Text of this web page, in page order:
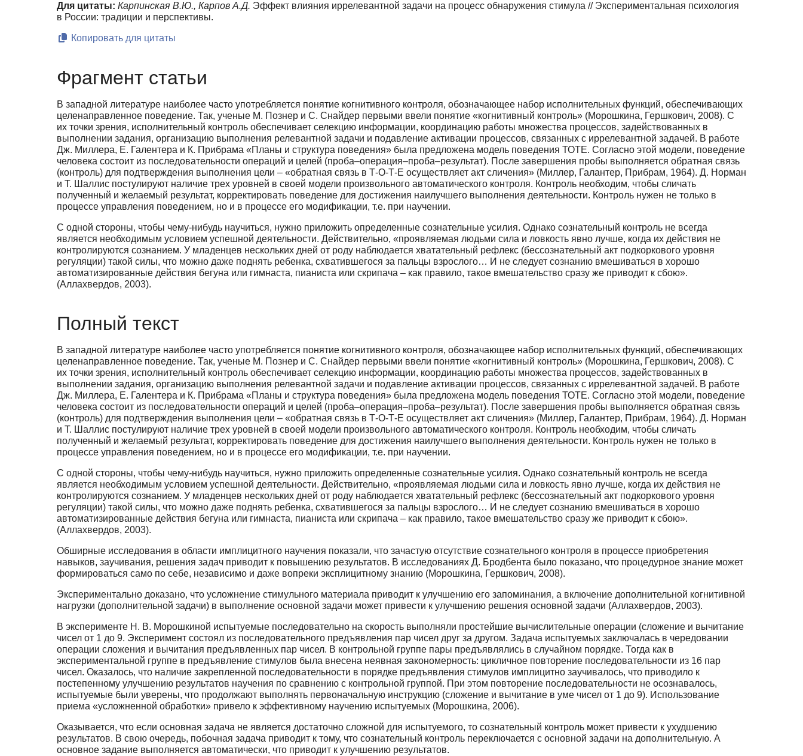
Для цитаты: Карпинская В.Ю., Карпов А.Д. Эффект влияния иррелевантной задачи на процесс обнаружения стимула // Экспериментальная психология
в России: традиции и перспективы.
Копировать для цитаты
Фрагмент статьи
В западной литературе наиболее часто употребляется понятие когнитивного контроля, обозначающее набор исполнительных функций, обеспечивающих
целенаправленное поведение. Так, ученые М. Познер и С. Снайдер первыми ввели понятие «когнитивный контроль» (Морошкина, Гершкович, 2008). С
их точки зрения, исполнительный контроль обеспечивает селекцию информации, координацию работы множества процессов, задействованных в
выполнении задания, организацию выполнения релевантной задачи и подавление активации процессов, связанных с иррелевантной задачей. В работе
Дж. Миллера, Е. Галентера и К. Прибрама «Планы и структура поведения» была предложена модель поведения ТОТЕ. Согласно этой модели, поведение
человека состоит из последовательности операций и целей (проба–операция–проба–результат). После завершения пробы выполняется обратная связь
(контроль) для подтверждения выполнения цели – «обратная связь в Т-О-Т-Е осуществляет акт сличения» (Миллер, Галантер, Прибрам, 1964). Д. Норман
и Т. Шаллис постулируют наличие трех уровней в своей модели произвольного автоматического контроля. Контроль необходим, чтобы сличать
полученный и желаемый результат, корректировать поведение для достижения наилучшего выполнения деятельности. Контроль нужен не только в
процессе управления поведением, но и в процессе его модификации, т.е. при научении.
С одной стороны, чтобы чему-нибудь научиться, нужно приложить определенные сознательные усилия. Однако сознательный контроль не всегда
является необходимым условием успешной деятельности. Действительно, «проявляемая людьми сила и ловкость явно лучше, когда их действия не
контролируются сознанием. У младенцев нескольких дней от роду наблюдается хватательный рефлекс (бессознательный акт подкоркового уровня
регуляции) такой силы, что можно даже поднять ребенка, схватившегося за пальцы взрослого… И не следует сознанию вмешиваться в хорошо
автоматизированные действия бегуна или гимнаста, пианиста или скрипача – как правило, такое вмешательство сразу же приводит к сбою».
(Аллахвердов, 2003).
Полный текст
В западной литературе наиболее часто употребляется понятие когнитивного контроля, обозначающее набор исполнительных функций, обеспечивающих
целенаправленное поведение. Так, ученые М. Познер и С. Снайдер первыми ввели понятие «когнитивный контроль» (Морошкина, Гершкович, 2008). С
их точки зрения, исполнительный контроль обеспечивает селекцию информации, координацию работы множества процессов, задействованных в
выполнении задания, организацию выполнения релевантной задачи и подавление активации процессов, связанных с иррелевантной задачей. В работе
Дж. Миллера, Е. Галентера и К. Прибрама «Планы и структура поведения» была предложена модель поведения ТОТЕ. Согласно этой модели, поведение
человека состоит из последовательности операций и целей (проба–операция–проба–результат). После завершения пробы выполняется обратная связь
(контроль) для подтверждения выполнения цели – «обратная связь в Т-О-Т-Е осуществляет акт сличения» (Миллер, Галантер, Прибрам, 1964). Д. Норман
и Т. Шаллис постулируют наличие трех уровней в своей модели произвольного автоматического контроля. Контроль необходим, чтобы сличать
полученный и желаемый результат, корректировать поведение для достижения наилучшего выполнения деятельности. Контроль нужен не только в
процессе управления поведением, но и в процессе его модификации, т.е. при научении.
С одной стороны, чтобы чему-нибудь научиться, нужно приложить определенные сознательные усилия. Однако сознательный контроль не всегда
является необходимым условием успешной деятельности. Действительно, «проявляемая людьми сила и ловкость явно лучше, когда их действия не
контролируются сознанием. У младенцев нескольких дней от роду наблюдается хватательный рефлекс (бессознательный акт подкоркового уровня
регуляции) такой силы, что можно даже поднять ребенка, схватившегося за пальцы взрослого… И не следует сознанию вмешиваться в хорошо
автоматизированные действия бегуна или гимнаста, пианиста или скрипача – как правило, такое вмешательство сразу же приводит к сбою».
(Аллахвердов, 2003).
Обширные исследования в области имплицитного научения показали, что зачастую отсутствие сознательного контроля в процессе приобретения
навыков, заучивания, решения задач приводит к повышению результатов. В исследованиях Д. Бродбента было показано, что процедурное знание может
формироваться само по себе, независимо и даже вопреки эксплицитному знанию (Морошкина, Гершкович, 2008).
Экспериментально доказано, что усложнение стимульного материала приводит к улучшению его запоминания, а включение дополнительной когнитивной
нагрузки (дополнительной задачи) в выполнение основной задачи может привести к улучшению решения основной задачи (Аллахвердов, 2003).
В эксперименте Н. В. Морошкиной испытуемые последовательно на скорость выполняли простейшие вычислительные операции (сложение и вычитание
чисел от 1 до 9. Эксперимент состоял из последовательного предъявления пар чисел друг за другом. Задача испытуемых заключалась в чередовании
операции сложения и вычитания предъявленных пар чисел. В контрольной группе пары предъявлялись в случайном порядке. Тогда как в
экспериментальной группе в предъявление стимулов была внесена неявная закономерность: цикличное повторение последовательности из 16 пар
чисел. Оказалось, что наличие закрепленной последовательности в порядке предъявления стимулов имплицитно заучивалось, что приводило к
постепенному улучшению результатов научения по сравнению с контрольной группой. При этом повторение последовательности не осознавалось,
испытуемые были уверены, что продолжают выполнять первоначальную инструкцию (сложение и вычитание в уме чисел от 1 до 9). Использование
приема «усложненной обработки» привело к эффективному научению испытуемых (Морошкина, 2006).
Оказывается, что если основная задача не является достаточно сложной для испытуемого, то сознательный контроль может привести к ухудшению
результатов. В свою очередь, побочная задача приводит к тому, что сознательный контроль переключается с основной задачи на дополнительную. А
основное задание выполняется автоматически, что приводит к улучшению результатов.